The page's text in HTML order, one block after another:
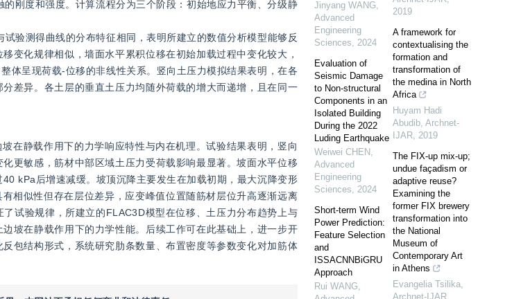
刚度和强度。计算流程分为三个阶段：初始地应力平衡、分级静
验测得曲线的分布特征相同，表明所建立的数值分析模型能够反
变化规律相似，墙面水平累积位移在初始加载过程中变化较大，
体呈现荷载-位移的非线性关系。竖向土压力模拟结果表明，在各
差异。各土层的垂直土压力均随外荷载的增大而递增，且在同一
在静载作用下的力学响应特性与内在机理。试验结果表明，竖向
更敏感，筋材中部区域土压力受荷载影响最显著。坡面水平位移
kPa后增速减缓。坡顶沉降主要发生在加载初期，最大沉降变形
相似性但存在层位差异，应变峰值位置随筋材层位升高逐渐远离
试验规律，所建立的FLAC3D模型在位移、土压力分布趋势上与
坡在静载作用下的力学性能。后续工作可在此基础上，进一步开
包结构形式，系统研究肋条数量、布置密度等参数变化对加筋体
Jinyang WANG,
Advanced
Engineering
Sciences, 2024
Evaluation of
Seismic Damage
to Non-structural
Components in an
Isolated Building
During the 2022
Luding Earthquake
Weiwei CHEN ,
Advanced
Engineering
Sciences, 2024
Short-term Wind
Power Prediction:
Feature Selection
and
ISSACNNBiGRU
Approach
Rui WANG,
2019
A framework for
contextualising the
formation and
transformation of
the medina in North
Africa
Huyam Hadi
Abudib, Archnet-
IJAR, 2019
The FIX-up mix-up;
undue façadism or
adaptive reuse?
Examining the
former FIX brewery
transformation into
the National
Museum of
Contemporary Art
in Athens
Evangelia Tsilika,
Archnet-IJAR,